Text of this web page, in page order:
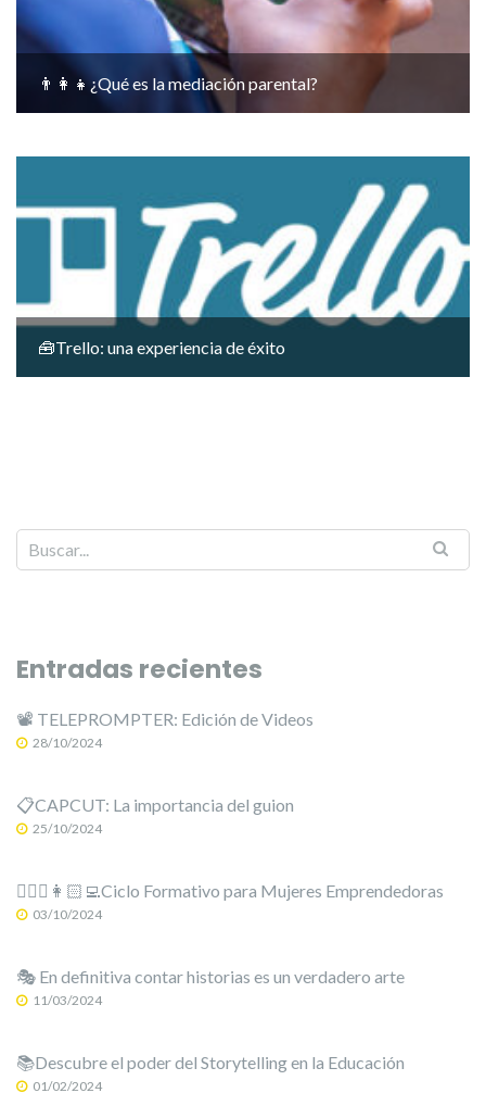
👨‍👩‍👧¿Qué es la mediación parental?
🧰Trello: una experiencia de éxito
Entradas recientes
📽️ TELEPROMPTER: Edición de Videos
28/10/2024
📋CAPCUT: La importancia del guion
25/10/2024
🙋🏻‍♀️👩🏻‍💻Ciclo Formativo para Mujeres Emprendedoras
03/10/2024
🎭 En definitiva contar historias es un verdadero arte
11/03/2024
📚Descubre el poder del Storytelling en la Educación
01/02/2024